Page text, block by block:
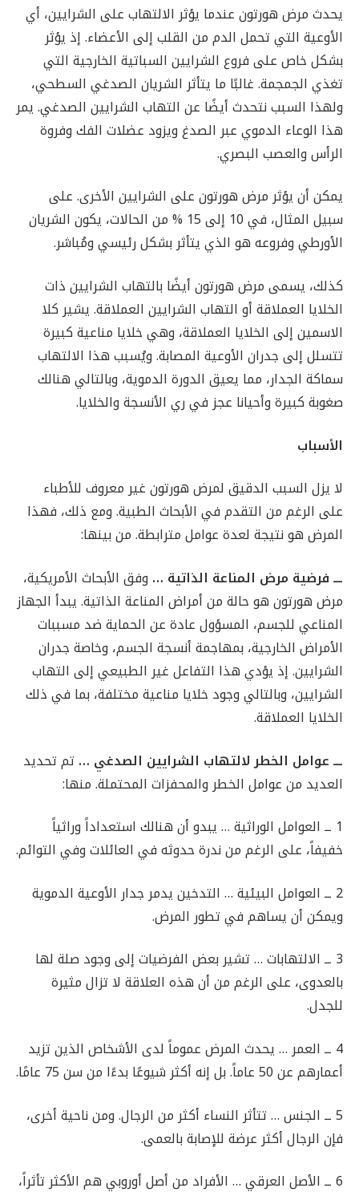
يحدث مرض هورتون عندما يؤثر الالتهاب على الشرايين، أي
الأوعية التي تحمل الدم من القلب إلى الأعضاء. إذ يؤثر
بشكل خاص على فروع الشرايين السباتية الخارجية التي
تغذي الجمجمة. غالبًا ما يتأثر الشريان الصدغي السطحي،
ولهذا السبب نتحدث أيضًا عن التهاب الشرايين الصدغي. يمر
هذا الوعاء الدموي عبر الصدغ ويزود عضلات الفك وفروة
الرأس والعصب البصري.
يمكن أن يؤثر مرض هورتون على الشرايين الأخرى. على
سبيل المثال، في 10 إلى 15 % من الحالات، يكون الشريان
الأورطي وفروعه هو الذي يتأثر بشكل رئيسي ومُباشر.
كذلك، يسمى مرض هورتون أيضًا بالتهاب الشرايين ذات
الخلايا العملاقة أو التهاب الشرايين العملاقة. يشير كلا
الاسمين إلى الخلايا العملاقة، وهي خلايا مناعية كبيرة
تتسلل إلى جدران الأوعية المصابة. ويُسبب هذا الالتهاب
سماكة الجدار، مما يعيق الدورة الدموية، وبالتالي هنالك
صغوبة كبيرة وأحيانا عجز في ري الأنسجة والخلايا.
الأسباب
لا يزل السبب الدقيق لمرض هورتون غير معروف للأطباء
على الرغم من التقدم في الأبحاث الطبية. ومع ذلك، فهذا
المرض هو نتيجة لعدة عوامل مترابطة. من بينها:
ـــ فرضية مرض المناعة الذاتية … وفق الأبحاث الأمريكية،
مرض هورتون هو حالة من أمراض المناعة الذاتية. يبدأ الجهاز
المناعي للجسم، المسؤول عادة عن الحماية ضد مسببات
الأمراض الخارجية، بمهاجمة أنسجة الجسم، وخاصة جدران
الشرايين. إذ يؤدي هذا التفاعل غير الطبيعي إلى التهاب
الشرايين، وبالتالي وجود خلايا مناعية مختلفة، بما في ذلك
الخلايا العملاقة.
ـــ عوامل الخطر لالتهاب الشرايين الصدغي … تم تحديد
العديد من عوامل الخطر والمحفزات المحتملة. منها:
1 ــ العوامل الوراثية … يبدو أن هنالك استعداداً وراثياً
خفيفاً، على الرغم من ندرة حدوثه في العائلات وفي التوائم.
2 ــ العوامل البيئية … التدخين يدمر جدار الأوعية الدموية
ويمكن أن يساهم في تطور المرض.
3 ــ الالتهابات … تشير بعض الفرضيات إلى وجود صلة لها
بالعدوى، على الرغم من أن هذه العلاقة لا تزال مثيرة
للجدل.
4 ــ العمر … يحدث المرض عموماً لدى الأشخاص الذين تزيد
أعمارهم عن 50 عاماً. بل إنه أكثر شيوعًا بدءًا من سن 75 عامًا.
5 ــ الجنس … تتأثر النساء أكثر من الرجال. ومن ناحية أخرى،
فإن الرجال أكثر عرضة للإصابة بالعمى.
6 ــ الأصل العرقي … الأفراد من أصل أوروبي هم الأكثر تأثراً،